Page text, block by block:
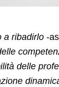
a ribadirlo -
delle